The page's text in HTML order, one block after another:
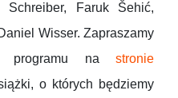
Schreiber, Faruk Šehić,
Wisser. Zapraszamy
programu na stronie
o których będziemy